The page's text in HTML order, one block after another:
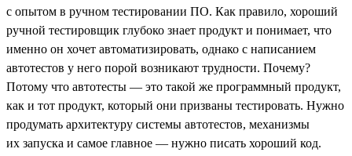
с опытом в ручном тестировании ПО. Как правило, хороший
ручной тестировщик глубоко знает продукт и понимает, что
именно он хочет автоматизировать, однако с написанием
автотестов у него порой возникают трудности. Почему?
Потому что автотесты — это такой же программный продукт,
как и тот продукт, который они призваны тестировать. Нужно
продумать архитектуру системы автотестов, механизмы
их запуска и самое главное — нужно писать хороший код.